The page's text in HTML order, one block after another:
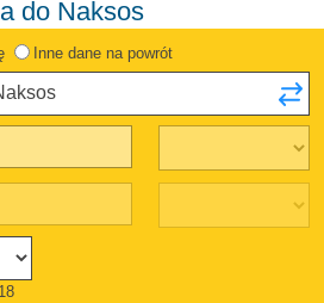
do Naksos
Inne dane na powrót